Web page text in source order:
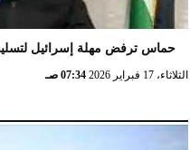
حماس ترفض مهلة إسرائيل
الثلاثاء، 17 فبراير 2026 07:34 صـ